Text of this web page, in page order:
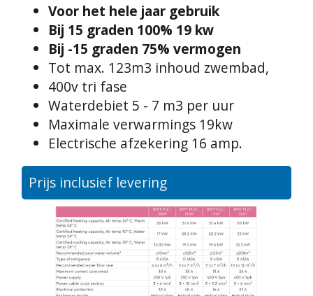
Voor het hele jaar gebruik
Bij 15 graden 100% 19 kw
Bij -15 graden 75% vermogen
Tot max. 123m3 inhoud zwembad,
400v tri fase
Waterdebiet 5 - 7 m3 per uur
Maximale verwarmings 19kw
Electrische afzekering 16 amp.
Prijs inclusief levering